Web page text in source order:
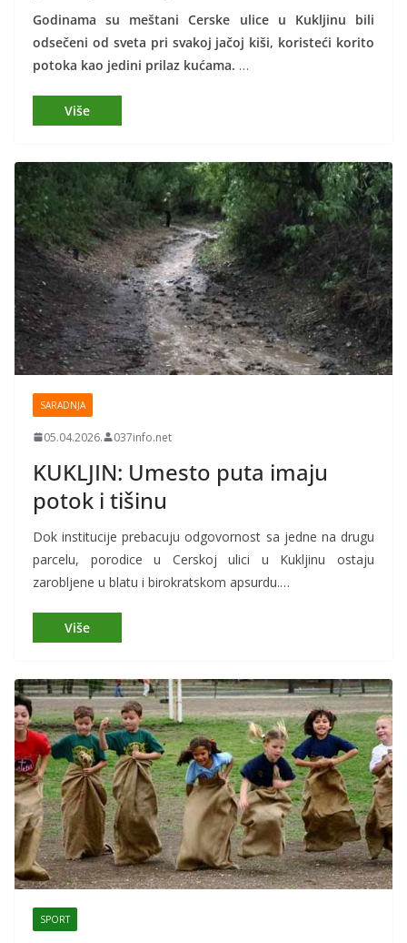
Godinama su meštani Cerske ulice u Kukljinu bili
odsečeni od sveta pri svakoj jačoj kiši, koristeći korito
potoka kao jedini prilaz kućama. …
SARADNJA
05.04.2026. 037info.net
KUKLJIN: Umesto puta imaju
potok i tišinu
Dok institucije prebacuju odgovornost sa jedne na drugu
parcelu, porodice u Cerskoj ulici u Kukljinu ostaju
zarobljene u blatu i birokratskom apsurdu.…
SPORT